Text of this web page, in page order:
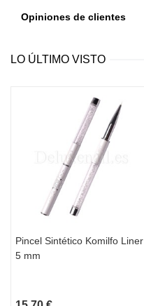
Opiniones de clientes
LO ÚLTIMO VISTO
Pincel Sintético Komilfo Liner
5 mm